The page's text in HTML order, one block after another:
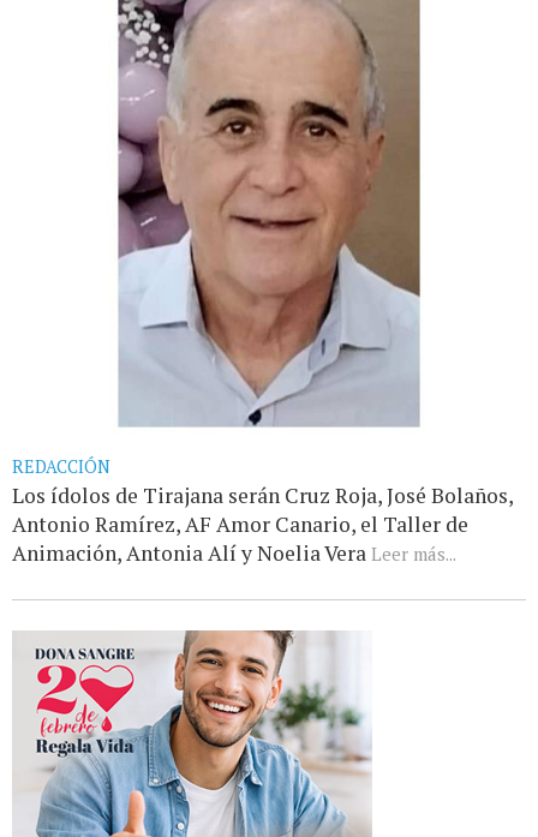
REDACCIÓN
Los ídolos de Tirajana serán Cruz Roja, José Bolaños,
Antonio Ramírez, AF Amor Canario, el Taller de
Animación, Antonia Alí y Noelia Vera Leer más...